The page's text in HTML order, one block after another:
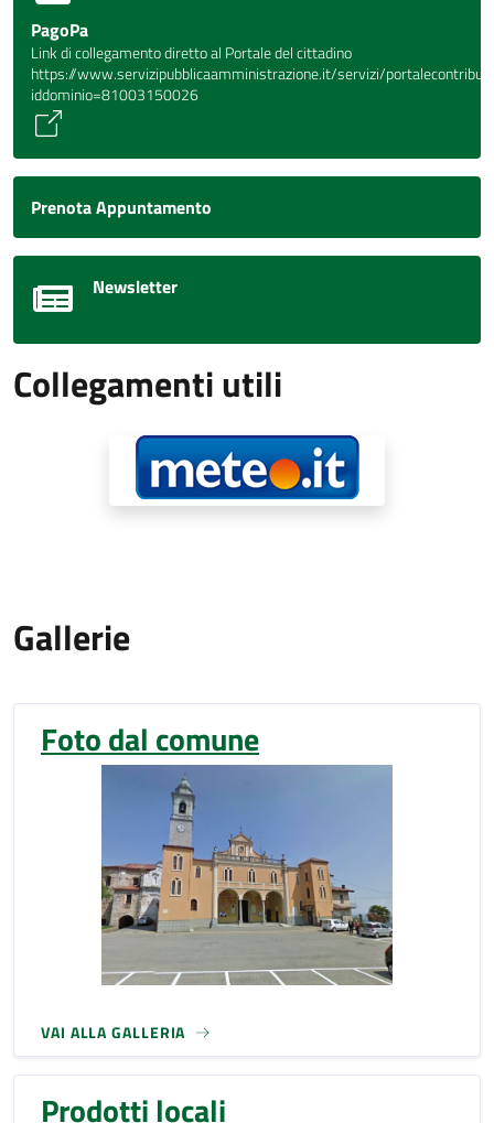
PagoPa
Link di collegamento diretto al Portale del cittadino
https://www.servizipubblicaamministrazione.it/servizi/
iddominio=81003150026
Prenota Appuntamento
Newsletter
Collegamenti utili
Gallerie
Foto dal comune
VAI ALLA GALLERIA
Prodotti locali